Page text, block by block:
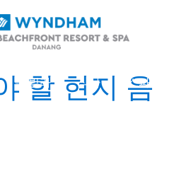
풀 빌라 식사 스파 & 웰니스
할 현지 음